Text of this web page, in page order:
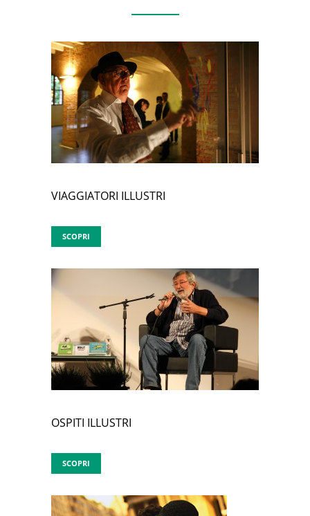
VIAGGIATORI ILLUSTRI
SCOPRI
OSPITI ILLUSTRI
SCOPRI